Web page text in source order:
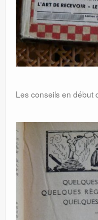
Les conseils en début